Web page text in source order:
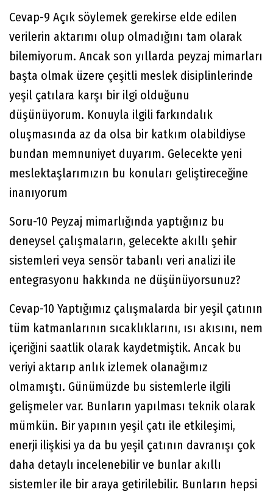
Cevap-9 Açık söylemek gerekirse elde edilen
verilerin aktarımı olup olmadığını tam olarak
bilemiyorum. Ancak son yıllarda peyzaj mimarları
başta olmak üzere çeşitli meslek disiplinlerinde
yeşil çatılara karşı bir ilgi olduğunu
düşünüyorum. Konuyla ilgili farkındalık
oluşmasında az da olsa bir katkım olabildiyse
bundan memnuniyet duyarım. Gelecekte yeni
meslektaşlarımızın bu konuları geliştireceğine
inanıyorum
Soru-10 Peyzaj mimarlığında yaptığınız bu
deneysel çalışmaların, gelecekte akıllı şehir
sistemleri veya sensör tabanlı veri analizi ile
entegrasyonu hakkında ne düşünüyorsunuz?
Cevap-10 Yaptığımız çalışmalarda bir yeşil çatının
tüm katmanlarının sıcaklıklarını, ısı akısını, nem
içeriğini saatlik olarak kaydetmiştik. Ancak bu
veriyi aktarıp anlık izlemek olanağımız
olmamıştı. Günümüzde bu sistemlerle ilgili
gelişmeler var. Bunların yapılması teknik olarak
mümkün. Bir yapının yeşil çatı ile etkileşimi,
enerji ilişkisi ya da bu yeşil çatının davranışı çok
daha detaylı incelenebilir ve bunlar akıllı
sistemler ile bir araya getirilebilir. Bunların hepsi